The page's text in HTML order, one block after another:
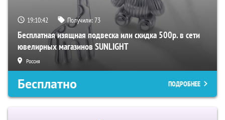
19:10:41 Получили:73
Бесплатная изящная подвеска или скидка 500р. в сети
ювелирных магазинов SUNLIGHT
Россия
Бесплатно ПОДРОБНЕЕ